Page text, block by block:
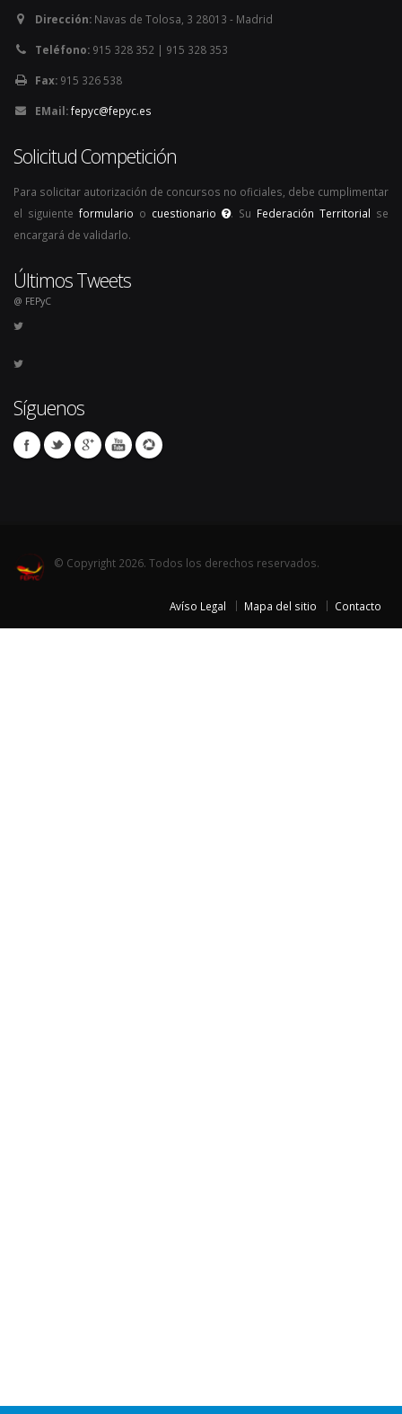
Dirección: Navas de Tolosa, 3 28013 - Madrid
Teléfono: 915 328 352 | 915 328 353
Fax: 915 326 538
EMail:fepyc@fepyc.es
Solicitud Competición
Para solicitar autorización de concursos no oficiales, debe cumplimentar
el siguiente formulario o cuestionario . Su Federación Territorial se
encargará de validarlo.
Últimos Tweets
@ FEPyC
Síguenos
© Copyright 2026. Todos los derechos reservados.
Avíso Legal Mapa del sitio Contacto